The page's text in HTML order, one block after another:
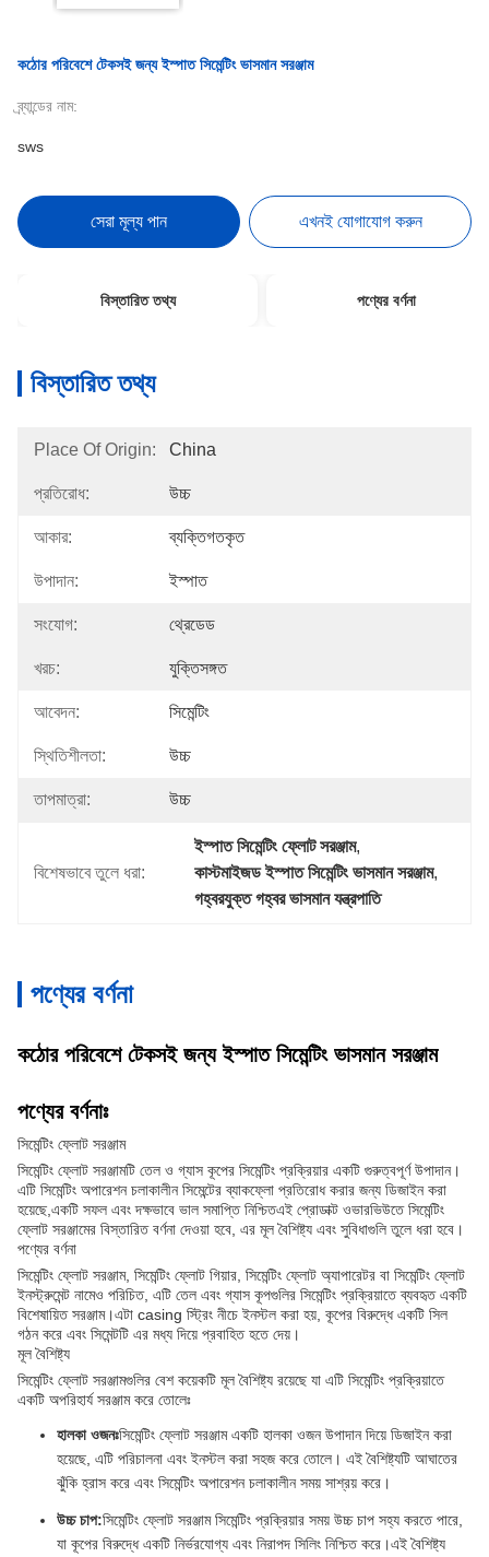
কঠোর পরিবেশে টেকসই জন্য ইস্পাত সিমেন্টিং ভাসমান সরঞ্জাম
ব্র্যান্ডের নাম:
sws
সেরা মূল্য পান এখনই যোগাযোগ করুন
বিস্তারিত তথ্য পণ্যের বর্ণনা
বিস্তারিত তথ্য
Place Of Origin: China
প্রতিরোধ: উচ্চ
আকার: ব্যক্তিগতকৃত
উপাদান: ইস্পাত
সংযোগ: থ্রেডেড
খরচ: যুক্তিসঙ্গত
আবেদন: সিমেন্টিং
স্থিতিশীলতা: উচ্চ
তাপমাত্রা: উচ্চ
বিশেষভাবে তুলে ধরা:
ইস্পাত সিমেন্টিং ফ্লোট সরঞ্জাম,
কাস্টমাইজড ইস্পাত সিমেন্টিং ভাসমান সরঞ্জাম,
গহ্বরযুক্ত গহ্বর ভাসমান যন্ত্রপাতি
পণ্যের বর্ণনা
কঠোর পরিবেশে টেকসই জন্য ইস্পাত সিমেন্টিং ভাসমান সরঞ্জাম
পণ্যের বর্ণনাঃ
সিমেন্টিং ফ্লোট সরঞ্জাম
সিমেন্টিং ফ্লোট সরঞ্জামটি তেল ও গ্যাস কূপের সিমেন্টিং প্রক্রিয়ার একটি গুরুত্বপূর্ণ উপাদান।
এটি সিমেন্টিং অপারেশন চলাকালীন সিমেন্টের ব্যাকফ্লো প্রতিরোধ করার জন্য ডিজাইন করা
হয়েছে,একটি সফল এবং দক্ষভাবে ভাল সমাপ্তি নিশ্চিতএই প্রোডাক্ট ওভারভিউতে সিমেন্টিং
ফ্লোট সরঞ্জামের বিস্তারিত বর্ণনা দেওয়া হবে, এর মূল বৈশিষ্ট্য এবং সুবিধাগুলি তুলে ধরা হবে।
পণ্যের বর্ণনা
সিমেন্টিং ফ্লোট সরঞ্জাম, সিমেন্টিং ফ্লোট গিয়ার, সিমেন্টিং ফ্লোট অ্যাপারেটর বা সিমেন্টিং ফ্লোট
ইনস্ট্রুমেন্ট নামেও পরিচিত, এটি তেল এবং গ্যাস কূপগুলির সিমেন্টিং প্রক্রিয়াতে ব্যবহৃত একটি
বিশেষায়িত সরঞ্জাম।এটা casing স্ট্রিং নীচে ইনস্টল করা হয়, কূপের বিরুদ্ধে একটি সিল
গঠন করে এবং সিমেন্টটি এর মধ্য দিয়ে প্রবাহিত হতে দেয়।
মূল বৈশিষ্ট্য
সিমেন্টিং ফ্লোট সরঞ্জামগুলির বেশ কয়েকটি মূল বৈশিষ্ট্য রয়েছে যা এটি সিমেন্টিং প্রক্রিয়াতে
একটি অপরিহার্য সরঞ্জাম করে তোলেঃ
হালকা ওজনঃসিমেন্টিং ফ্লোট সরঞ্জাম একটি হালকা ওজন উপাদান দিয়ে ডিজাইন করা
হয়েছে, এটি পরিচালনা এবং ইনস্টল করা সহজ করে তোলে। এই বৈশিষ্ট্যটি আঘাতের
ঝুঁকি হ্রাস করে এবং সিমেন্টিং অপারেশন চলাকালীন সময় সাশ্রয় করে।
উচ্চ চাপ:সিমেন্টিং ফ্লোট সরঞ্জাম সিমেন্টিং প্রক্রিয়ার সময় উচ্চ চাপ সহ্য করতে পারে,
যা কূপের বিরুদ্ধে একটি নির্ভরযোগ্য এবং নিরাপদ সিলিং নিশ্চিত করে।এই বৈশিষ্ট্য